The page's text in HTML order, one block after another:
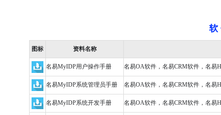
软
图标 资料名称
名易MyIDP用户操作手册 名易OA软件，名易CRM软件，名易
名易MyIDP系统管理员手册 名易OA软件，名易CRM软件，名易
名易MyIDP系统开发手册 名易OA软件，名易CRM软件，名易